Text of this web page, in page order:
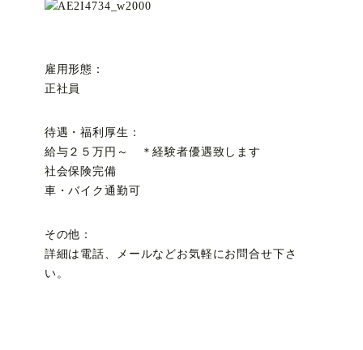
雇用形態：
正社員
待遇・福利厚生：
給与２５万円～ ＊経験者優遇致します
社会保険完備
車・バイク通勤可
その他：
詳細は電話、メールなどお気軽にお問合せ下さ
い。